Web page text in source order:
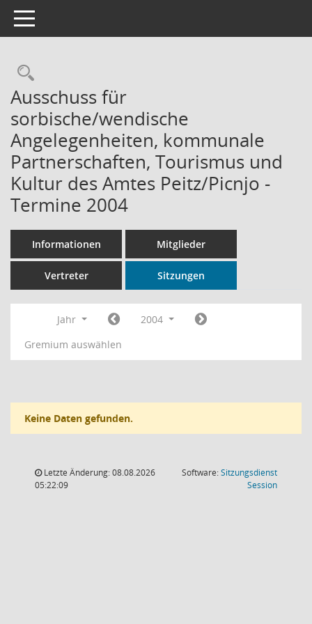
Toggle navigation
Rechercheauswahl
Ausschuss für
sorbische/wendische
Angelegenheiten, kommunale
Partnerschaften, Tourismus und
Kultur des Amtes Peitz/Picnjo -
Termine 2004
Informationen Mitglieder
Vertreter Sitzungen
Jahr
2004
Gremium auswählen
Keine Daten gefunden.
Letzte Änderung: 08.08.2026
05:22:09
Software:Sitzungsdienst
Session(Wird in